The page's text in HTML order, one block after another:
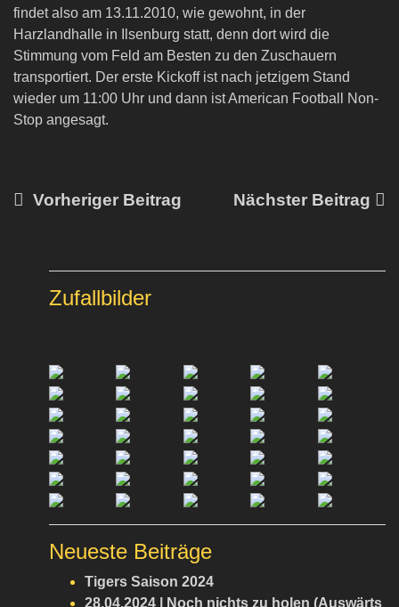
findet also am 13.11.2010, wie gewohnt, in der
Harzlandhalle in Ilsenburg statt, denn dort wird die
Stimmung vom Feld am Besten zu den Zuschauern
transportiert. Der erste Kickoff ist nach jetzigem Stand
wieder um 11:00 Uhr und dann ist American Football Non-
Stop angesagt.
Vorheriger Beitrag Nächster Beitrag
Zufallbilder
Neueste Beiträge
Tigers Saison 2024
28.04.2024 | Noch nichts zu holen (Auswärts